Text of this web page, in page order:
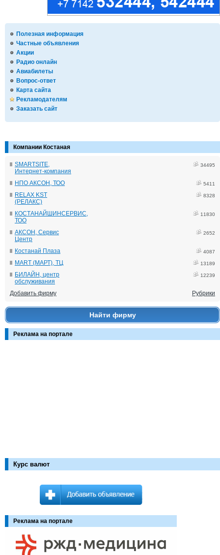
Полезная информация
Частные объявления
Акции
Радио онлайн
Авиабилеты
Вопрос-ответ
Карта сайта
Рекламодателям
Заказать сайт
Компании Костаная
SMARTSITE,
Интернет-компания
34495
НПО АКСОН, ТОО 5411
RELAX KST
(РЕЛАКС)
8328
КОСТАНАЙШИНСЕРВИС,
ТОО
11830
АКСОН, Сервис
Центр
2652
Костанай Плаза 4087
MART (МАРТ), ТЦ 13189
БИЛАЙН, центр
обслуживания
12239
Добавить фирму Рубрики
Найти фирму
Реклама на портале
Курс валют
Реклама на портале